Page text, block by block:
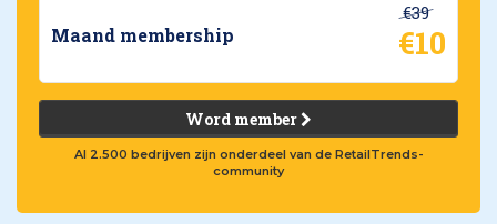
Maand membership
€39
€10
Word member
Al 2.500 bedrijven zijn onderdeel van de RetailTrends-
community